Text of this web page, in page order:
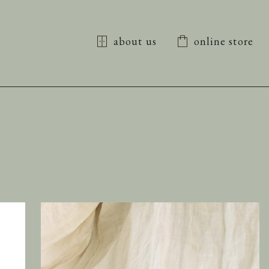
about us online store